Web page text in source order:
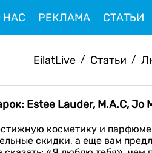
НАС РЕКЛАМА СТАТЬИ
EilatLive / Статьи /
Estee Lauder, М.А.С,
косметику и
скидки, а еще вам